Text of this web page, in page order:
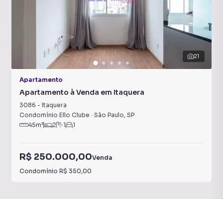
21
Apartamento
Apartamento à Venda em Itaquera
3086 - Itaquera
Condomínio Ello Clube · São Paulo, SP
45m² 2 1 1
R$ 250.000,00Venda
Condomínio R$ 350,00